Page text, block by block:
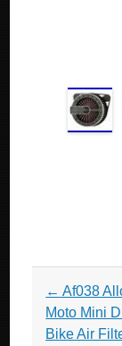
Post
← Af038
Moto Mini
Bike Air